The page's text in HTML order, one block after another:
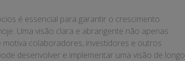
é essencial para garantir o crescimento
Uma visão clara e abrangente não apenas
colaboradores, investidores e outros
desenvolver e implementar uma visão de longo